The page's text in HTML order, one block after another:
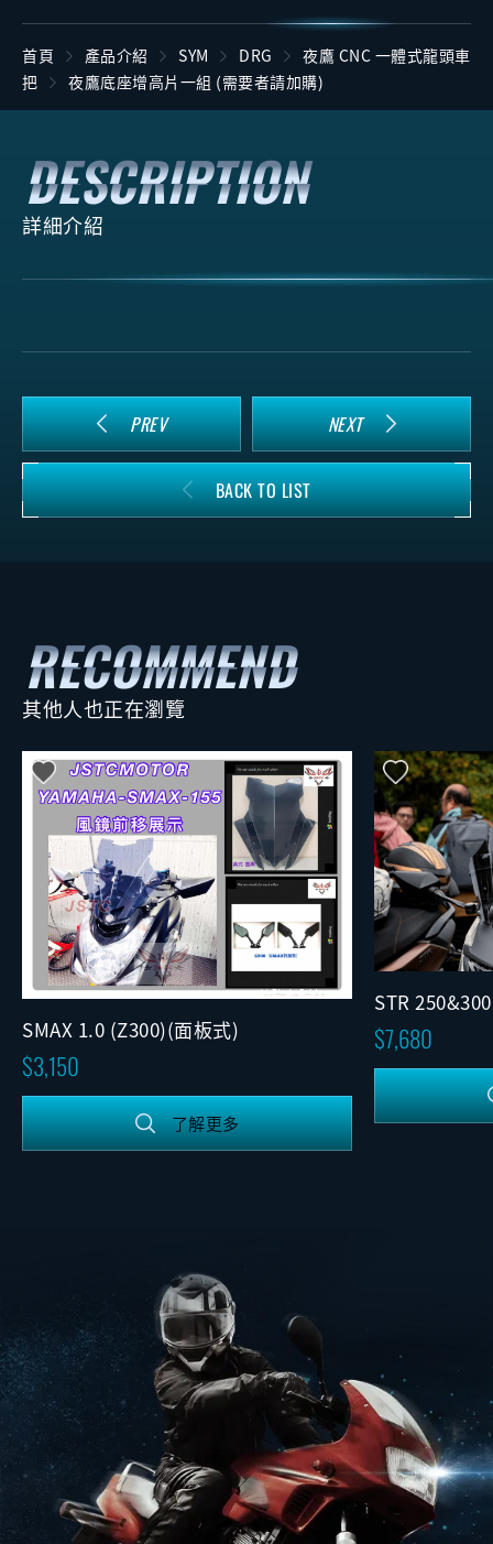
首頁 產品介紹 SYM DRG
夜鷹 CNC 一體式龍頭車
把
夜鷹底座增高片一組 (需要者請加購)
詳細介紹
PREV NEXT
BACK TO LIST
其他人也正在瀏覽
SMAX 1.0 (Z300)(面板式)
3,150
了解更多
STR
(可調版)
7,680